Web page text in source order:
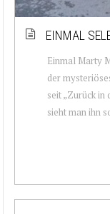
EINMAL
Einmal Marty
der
seit „Zurück in
sieht man ihn